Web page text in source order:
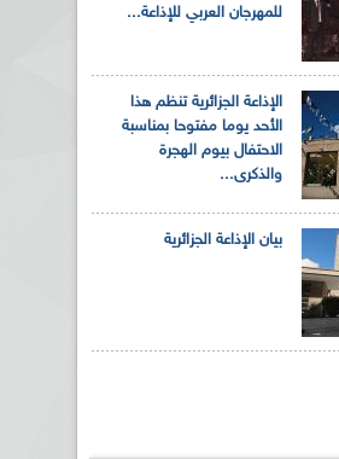
للمهرجان العربي للإذاعة...
الإذاعة الجزائرية تنظم هذا
الأحد يوما مفتوحا بمناسبة
الاحتفال بيوم الهجرة
والذكرى...
بيان الإذاعة الجزائرية